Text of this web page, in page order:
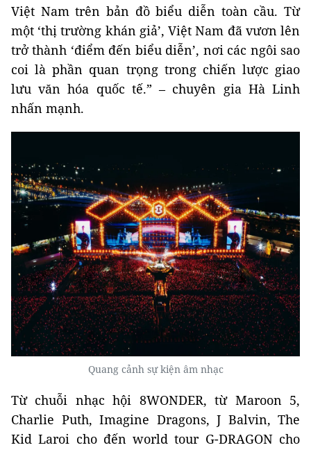
Việt Nam trên bản đồ biểu diễn toàn cầu. Từ
một ‘thị trường khán giả’, Việt Nam đã vươn lên
trở thành ‘điểm đến biểu diễn’, nơi các ngôi sao
coi là phần quan trọng trong chiến lược giao
lưu văn hóa quốc tế.” – chuyên gia Hà Linh
nhấn mạnh.
Quang cảnh sự kiện âm nhạc
Từ chuỗi nhạc hội 8WONDER, từ Maroon 5,
Charlie Puth, Imagine Dragons, J Balvin, The
Kid Laroi cho đến world tour G-DRAGON cho